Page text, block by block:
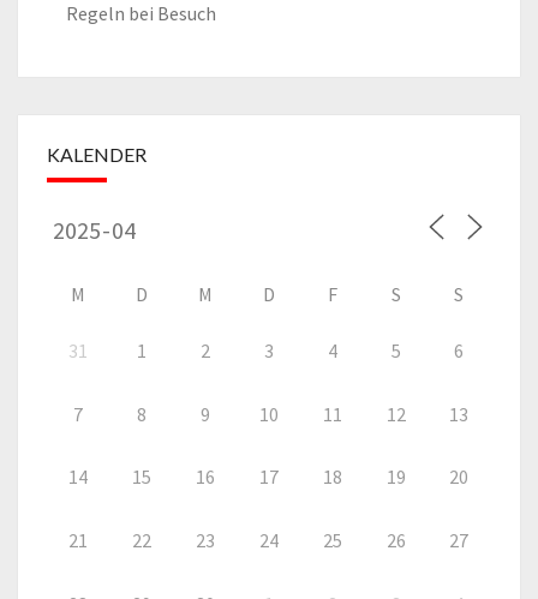
Regeln bei Besuch
KALENDER
M D M D F S S
31 1 2 3 4 5 6
7 8 9 10 11 12 13
14 15 16 17 18 19 20
21 22 23 24 25 26 27